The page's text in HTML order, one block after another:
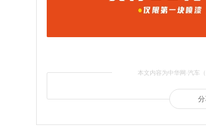
本文内容为中华网·汽车（
分